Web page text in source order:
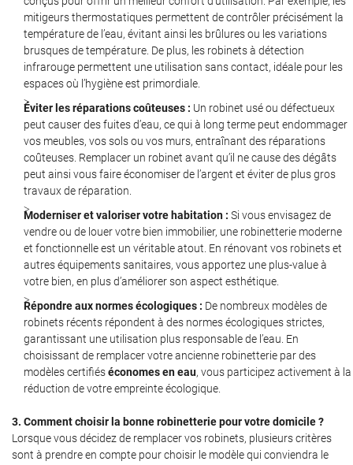
mitigeurs thermostatiques permettent de contrôler précisément la
température de l’eau, évitant ainsi les brûlures ou les variations
brusques de température. De plus, les robinets à détection
infrarouge permettent une utilisation sans contact, idéale pour les
espaces où l’hygiène est primordiale.
Éviter les réparations coûteuses : Un robinet usé ou défectueux
peut causer des fuites d’eau, ce qui à long terme peut endommager
vos meubles, vos sols ou vos murs, entraînant des réparations
coûteuses. Remplacer un robinet avant qu’il ne cause des dégâts
peut ainsi vous faire économiser de l’argent et éviter de plus gros
travaux de réparation.
Moderniser et valoriser votre habitation : Si vous envisagez de
vendre ou de louer votre bien immobilier, une robinetterie moderne
et fonctionnelle est un véritable atout. En rénovant vos robinets et
autres équipements sanitaires, vous apportez une plus-value à
votre bien, en plus d’améliorer son aspect esthétique.
Répondre aux normes écologiques : De nombreux modèles de
robinets récents répondent à des normes écologiques strictes,
garantissant une utilisation plus responsable de l’eau. En
choisissant de remplacer votre ancienne robinetterie par des
modèles certifiéséconomes en eau, vous participez activement à la
réduction de votre empreinte écologique.
3. Comment choisir la bonne robinetterie pour votre domicile ?
Lorsque vous décidez de remplacer vos robinets, plusieurs critères
sont à prendre en compte pour choisir le modèle qui conviendra le